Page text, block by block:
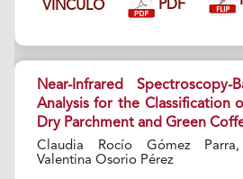
VINCULO PDF
Near-Infrared Spectroscopy-
Analysis for the Classification
Dry Parchment and Green
Claudia Rocío Gómez
Valentina Osorio Pérez